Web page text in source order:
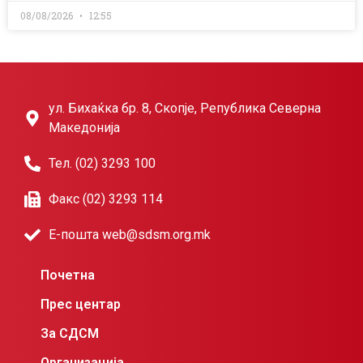
08/08/2026 12:55
ул. Бихаќка бр. 8, Скопје, Република Северна
Македонија
Тел. (02) 3293 100
Факс (02) 3293 114
Е-пошта web@sdsm.org.mk
Почетна
Прес центар
За СДСМ